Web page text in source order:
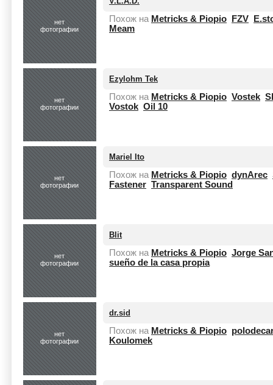
нет
фотографии
Похож на Metricks & Piopio FZV
Meam
нет
фотографии
Ezylohm Tek
Похож на Metricks & Piopio Vostek
Vostok Oil 10
нет
фотографии
Mariel Ito
Похож на Metricks & Piopio dynArec
Fastener Transparent Sound
нет
фотографии
Blit
Похож на Metricks & Piopio Jorge
sueño de la casa propia
нет
фотографии
dr.sid
Похож на Metricks & Piopio
Koulomek